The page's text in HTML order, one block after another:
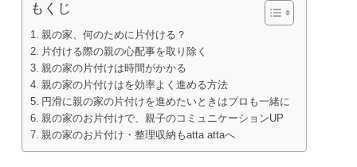
もくじ
親の家、何のために片付ける？
片付ける際の親の心配事を取り除く
親の家の片付けは時間がかかる
親の家の片付けはを効率よく進める方法
円滑に親の家の片付けを進めたいときはプロも一緒に
親の家のお片付けで、親子のコミュニケーションUP
親の家のお片付け・整理収納もatta attaへ